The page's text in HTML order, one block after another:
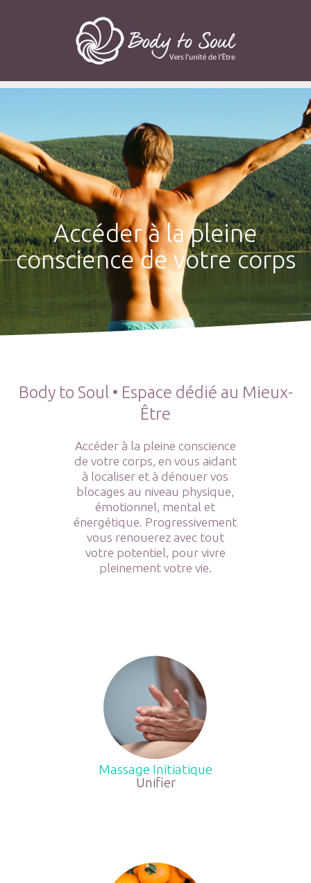
Accéder à la pleine
conscience de votre corps
Body to Soul • Espace dédié au Mieux-
Être
Accéder à la pleine conscience
de votre corps, en vous aidant
à localiser et à dénouer vos
blocages au niveau physique,
émotionnel, mental et
énergétique. Progressivement
vous renouerez avec tout
votre potentiel, pour vivre
pleinement votre vie.
Massage Initiatique
Unifier